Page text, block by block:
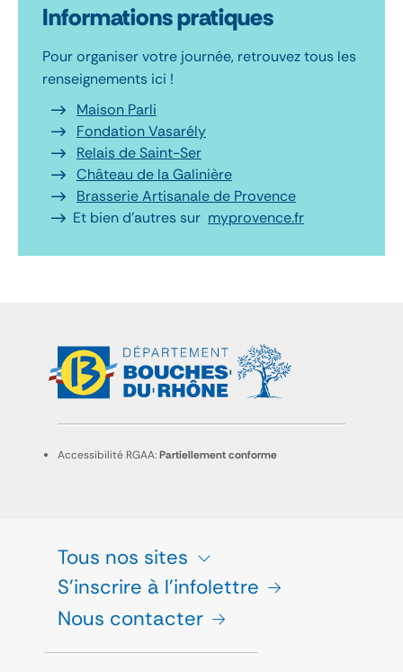
Informations pratiques
Pour organiser votre journée, retrouvez tous les
renseignements ici !
Maison Parli
Fondation Vasarély
Relais de Saint-Ser
Château de la Galinière
Brasserie Artisanale de Provence
Et bien d’autres sur myprovence.fr
Accessibilité RGAA:Partiellement conforme
Tous nos sites
S'inscrire à l'infolettre
Nous contacter